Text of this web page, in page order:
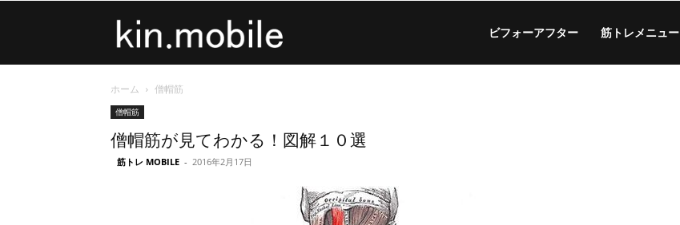
ビフォーアフター 筋トレメニュー
ホーム 僧帽筋
僧帽筋
僧帽筋が見てわかる！図解１０選
筋トレ MOBILE - 2016年2月17日